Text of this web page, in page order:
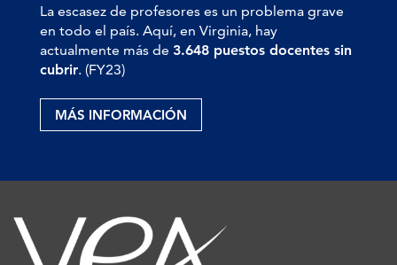
La escasez de profesores es un problema grave
en todo el país. Aquí, en Virginia, hay
actualmente más de 3.648 puestos docentes sin
cubrir. (FY23)
MÁS INFORMACIÓN